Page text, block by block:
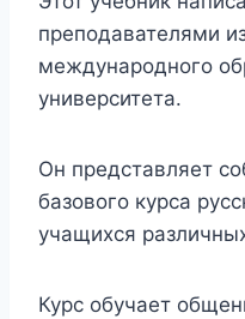
преподавателями
международного
университета.
Он представляет
базового курса
учащихся
Курс обучает